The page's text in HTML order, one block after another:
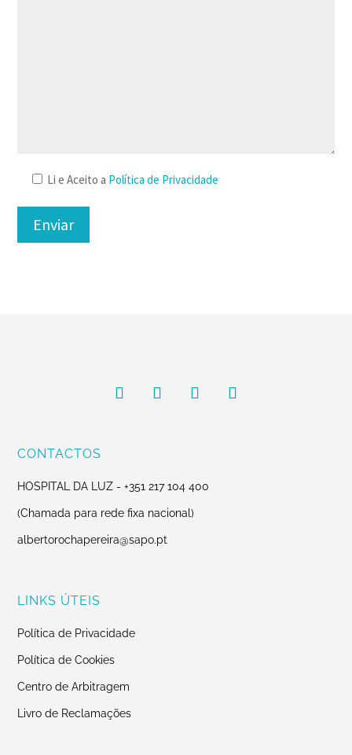
Li e Aceito a Política de Privacidade
CONTACTOS
HOSPITAL DA LUZ -+351 217 104 400
(Chamada para rede fixa nacional)
albertorochapereira@sapo.pt
LINKS ÚTEIS
Política de Privacidade
Política de Cookies
Centro de Arbitragem
Livro de Reclamações